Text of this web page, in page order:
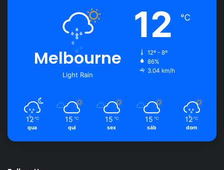
Melbourne
Light Rain
12 ℃
12º - 8º
86%
3.04 km/h
12 ℃
qua
15 ℃
qui
15 ℃
sex
15 ℃
sáb
12 ℃
dom